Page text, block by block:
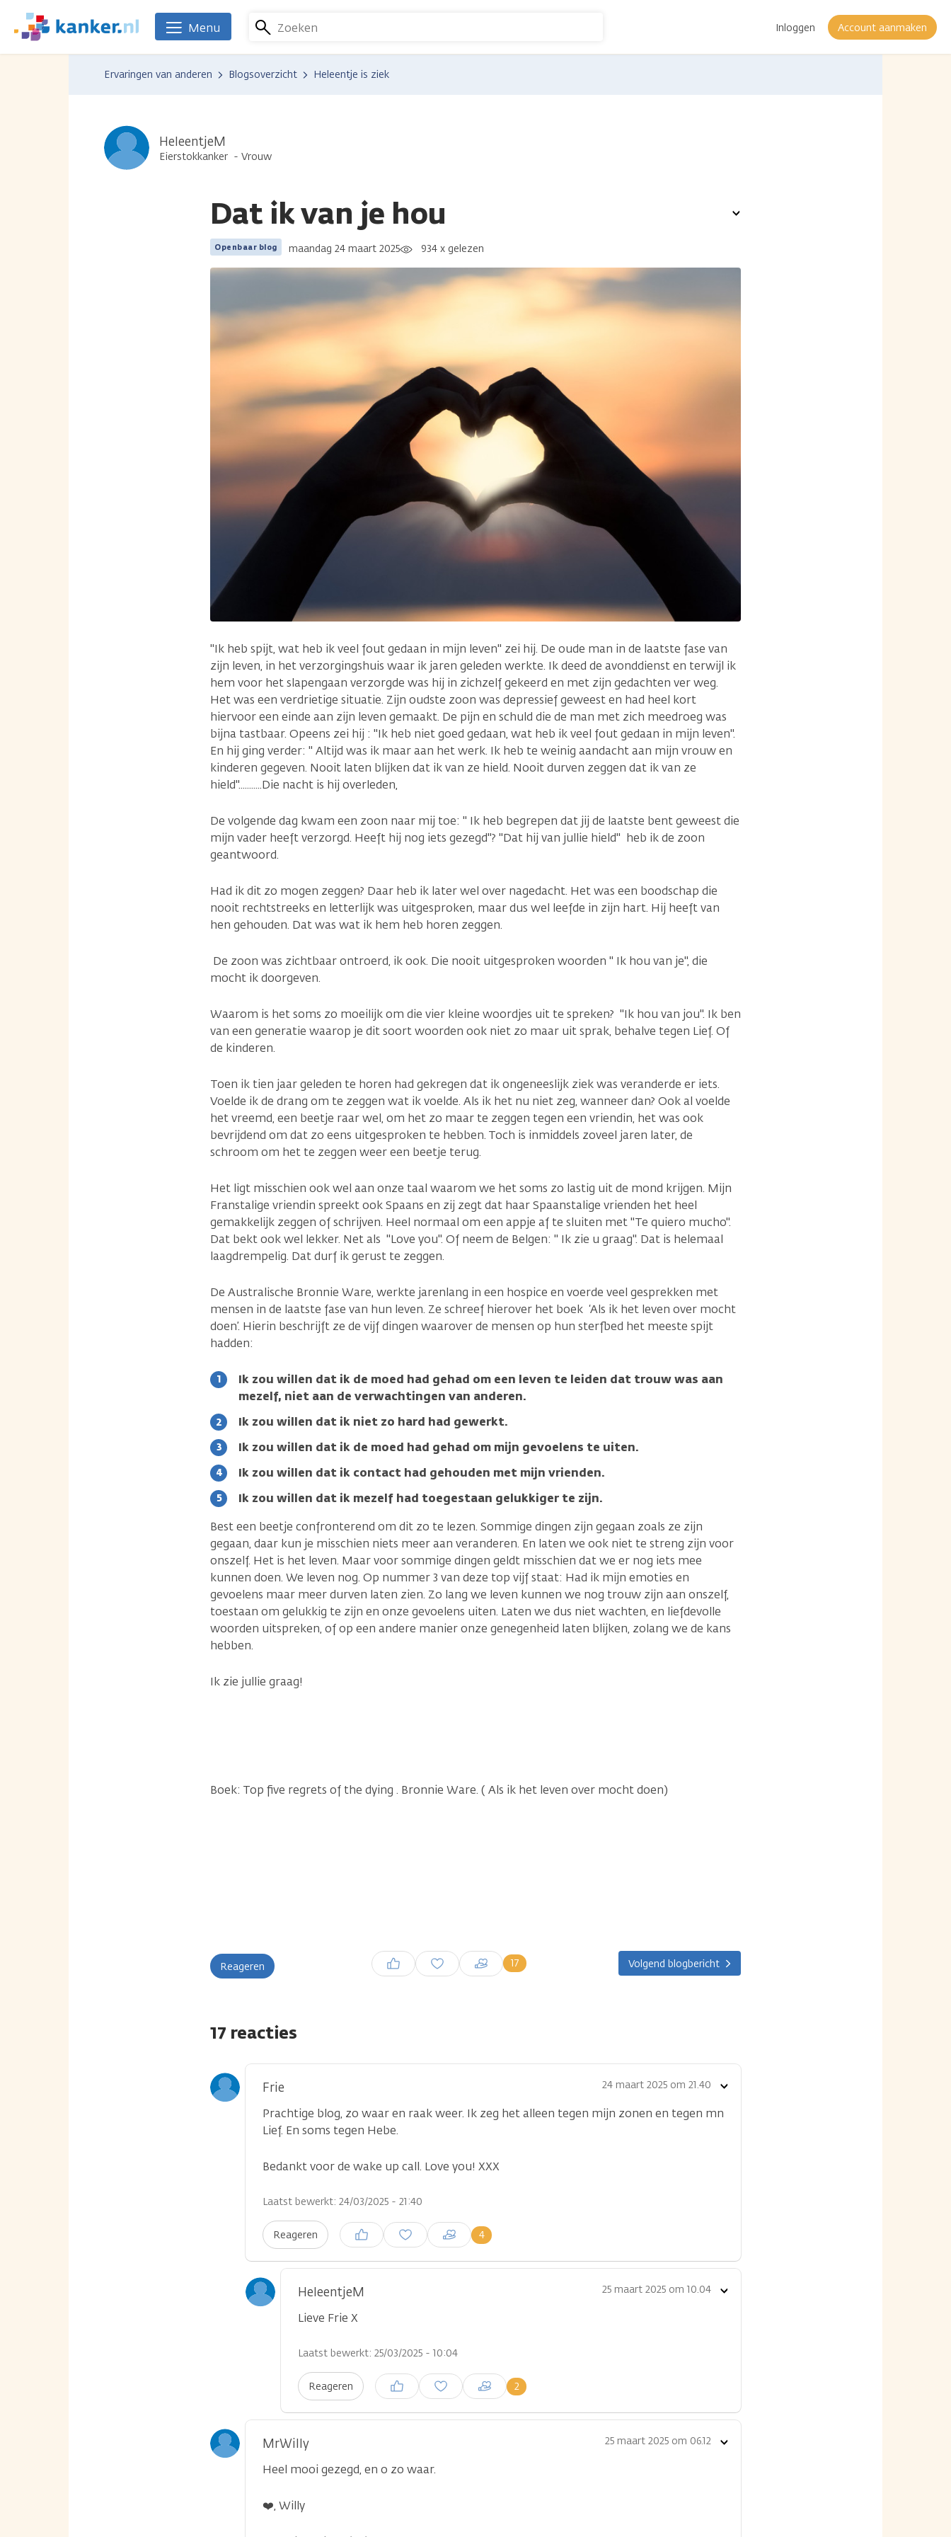
naar
We
zijn
Zoeken Inloggen Account aanmaken
Menu
Ervaringen van anderen Blogsoverzicht Heleentje is ziek
HeleentjeM
Eierstokkanker Vrouw
Dat ik van je hou
Openbaar blog maandag 24 maart 2025 934 x gelezen
"Ik heb spijt, wat heb ik veel fout gedaan in mijn leven" zei hij. De oude man in de laatste fase van
zijn leven, in het verzorgingshuis waar ik jaren geleden werkte. Ik deed de avonddienst en terwijl ik
hem voor het slapengaan verzorgde was hij in zichzelf gekeerd en met zijn gedachten ver weg.
Het was een verdrietige situatie. Zijn oudste zoon was depressief geweest en had heel kort
hiervoor een einde aan zijn leven gemaakt. De pijn en schuld die de man met zich meedroeg was
bijna tastbaar. Opeens zei hij : "Ik heb niet goed gedaan, wat heb ik veel fout gedaan in mijn leven".
En hij ging verder: " Altijd was ik maar aan het werk. Ik heb te weinig aandacht aan mijn vrouw en
kinderen gegeven. Nooit laten blijken dat ik van ze hield. Nooit durven zeggen dat ik van ze
hield"...........Die nacht is hij overleden,
De volgende dag kwam een zoon naar mij toe: " Ik heb begrepen dat jij de laatste bent geweest die
mijn vader heeft verzorgd. Heeft hij nog iets gezegd"? "Dat hij van jullie hield" heb ik de zoon
geantwoord.
Had ik dit zo mogen zeggen? Daar heb ik later wel over nagedacht. Het was een boodschap die
nooit rechtstreeks en letterlijk was uitgesproken, maar dus wel leefde in zijn hart. Hij heeft van
hen gehouden. Dat was wat ik hem heb horen zeggen.
De zoon was zichtbaar ontroerd, ik ook. Die nooit uitgesproken woorden " Ik hou van je", die
mocht ik doorgeven.
Waarom is het soms zo moeilijk om die vier kleine woordjes uit te spreken? "Ik hou van jou". Ik ben
van een generatie waarop je dit soort woorden ook niet zo maar uit sprak, behalve tegen Lief. Of
de kinderen.
Toen ik tien jaar geleden te horen had gekregen dat ik ongeneeslijk ziek was veranderde er iets.
Voelde ik de drang om te zeggen wat ik voelde. Als ik het nu niet zeg, wanneer dan? Ook al voelde
het vreemd, een beetje raar wel, om het zo maar te zeggen tegen een vriendin, het was ook
bevrijdend om dat zo eens uitgesproken te hebben. Toch is inmiddels zoveel jaren later, de
schroom om het te zeggen weer een beetje terug.
Het ligt misschien ook wel aan onze taal waarom we het soms zo lastig uit de mond krijgen. Mijn
Franstalige vriendin spreekt ook Spaans en zij zegt dat haar Spaanstalige vrienden het heel
gemakkelijk zeggen of schrijven. Heel normaal om een appje af te sluiten met "Te quiero mucho".
Dat bekt ook wel lekker. Net als "Love you". Of neem de Belgen: " Ik zie u graag". Dat is helemaal
laagdrempelig. Dat durf ik gerust te zeggen.
De Australische Bronnie Ware, werkte jarenlang in een hospice en voerde veel gesprekken met
mensen in de laatste fase van hun leven. Ze schreef hierover het boek ‘Als ik het leven over mocht
doen’. Hierin beschrijft ze de vijf dingen waarover de mensen op hun sterfbed het meeste spijt
hadden:
Ik zou willen dat ik de moed had gehad om een leven te leiden dat trouw was aan
mezelf, niet aan de verwachtingen van anderen.
Ik zou willen dat ik niet zo hard had gewerkt.
Ik zou willen dat ik de moed had gehad om mijn gevoelens te uiten.
Ik zou willen dat ik contact had gehouden met mijn vrienden.
Ik zou willen dat ik mezelf had toegestaan gelukkiger te zijn.
Best een beetje confronterend om dit zo te lezen. Sommige dingen zijn gegaan zoals ze zijn
gegaan, daar kun je misschien niets meer aan veranderen. En laten we ook niet te streng zijn voor
onszelf. Het is het leven. Maar voor sommige dingen geldt misschien dat we er nog iets mee
kunnen doen. We leven nog. Op nummer 3 van deze top vijf staat: Had ik mijn emoties en
gevoelens maar meer durven laten zien. Zo lang we leven kunnen we nog trouw zijn aan onszelf,
toestaan om gelukkig te zijn en onze gevoelens uiten. Laten we dus niet wachten, en liefdevolle
woorden uitspreken, of op een andere manier onze genegenheid laten blijken, zolang we de kans
hebben.
Ik zie jullie graag!
Boek: Top five regrets of the dying . Bronnie Ware. ( Als ik het leven over mocht doen)
Reageren 17
Inloggen om een reactie te
plaatsen
Volgend blogbericht
Toon
17 reacties
Frie 24 maart 2025 om 21.40
Prachtige blog, zo waar en raak weer. Ik zeg het alleen tegen mijn zonen en tegen mn
Lief. En soms tegen Hebe.
Bedankt voor de wake up call. Love you! XXX
Laatst bewerkt: 24/03/2025 - 21:40
Reageren 4
Inloggen om een reactie te
plaatsen
Toon
HeleentjeM 25 maart 2025 om 10.04
Lieve Frie X
Laatst bewerkt: 25/03/2025 - 10:04
Reageren 2
Inloggen om een reactie te
plaatsen
Toon
MrWilly 25 maart 2025 om 06.12
Heel mooi gezegd, en o zo waar.
❤️, Willy
Toon